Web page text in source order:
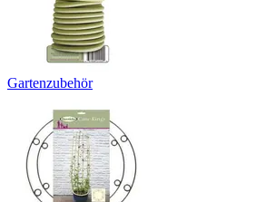
Gartenzubehör